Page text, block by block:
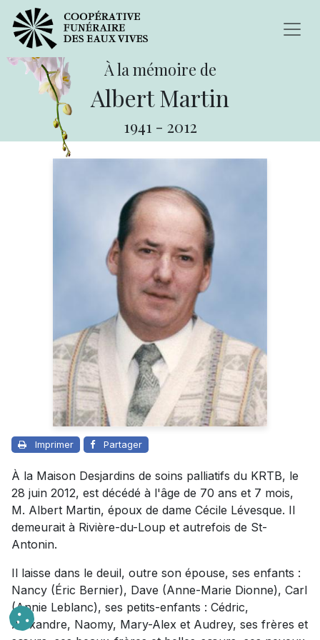
À la mémoire de
Albert Martin
1941 - 2012
Imprimer Partager
À la Maison Desjardins de soins palliatifs du KRTB, le
28 juin 2012, est décédé à l'âge de 70 ans et 7 mois,
M. Albert Martin, époux de dame Cécile Lévesque. Il
demeurait à Rivière-du-Loup et autrefois de St-
Antonin.
Il laisse dans le deuil, outre son épouse, ses enfants :
Nancy (Éric Bernier), Dave (Anne-Marie Dionne), Carl
(Annie Leblanc), ses petits-enfants : Cédric,
Alexandre, Naomy, Mary-Alex et Audrey, ses frères et